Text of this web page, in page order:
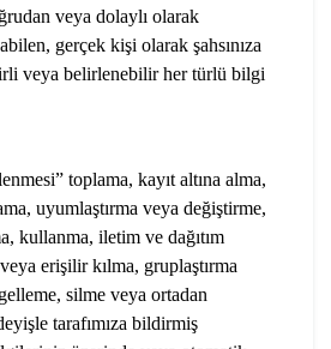
veya dolaylı olarak
gerçek kişi olarak şahsınıza
veya belirlenebilir her türlü bilgi
toplama, kayıt altına alma,
uyumlaştırma veya değiştirme,
kullanma, iletim ve dağıtım
erişilir kılma, gruplaştırma
silme veya ortadan
tarafımıza bildirmiş